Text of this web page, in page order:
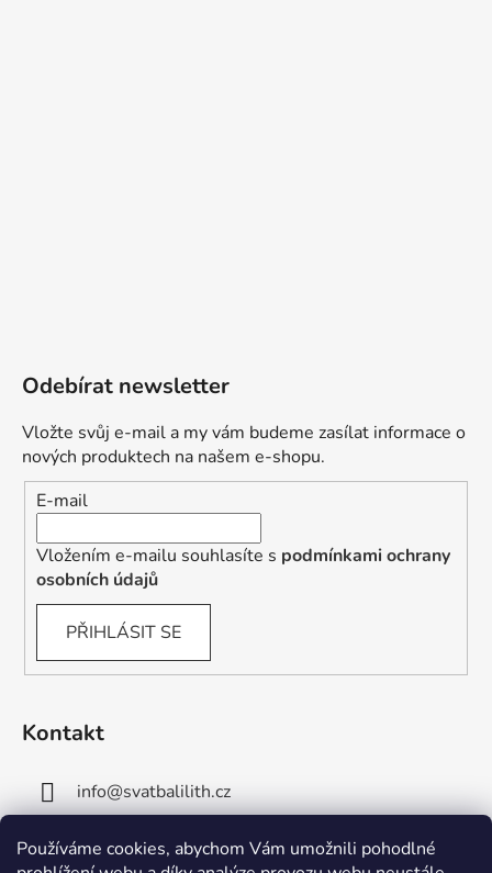
Používáme cookies, abychom Vám umožnili pohodlné
Odebírat newsletter
Vložte svůj e-mail a my vám budeme zasílat informace o
nových produktech na našem e-shopu.
E-mail
Vložením e-mailu souhlasíte s podmínkami ochrany
osobních údajů
PŘIHLÁSIT SE
Kontakt
info@svatbalilith.cz
+420 778 745 219